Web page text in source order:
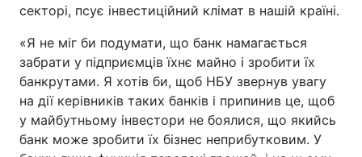
секторі, псує інвестиційний клімат в нашій країні.
«Я не міг би подумати, що банк намагається
забрати у підприємців їхнє майно і зробити їх
банкрутами. Я хотів би, щоб НБУ звернув увагу
на дії керівників таких банків і припинив це, щоб
у майбутньому інвестори не боялися, що якийсь
банк може зробити їх бізнес неприбутковим. У